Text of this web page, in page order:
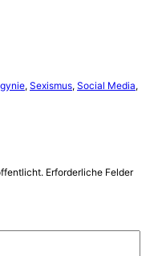
, Sexismus, Social Media
Erforderliche Felder